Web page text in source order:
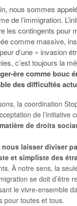
nous sommes
de l’immigration.
les contingents pour
comme massive,
d’une « invasion
c’est toujours la
ère comme bouc
des difficultés
la coordination
de l’initiative
de droits
laisser diviser
et simpliste des
À notre sens, la
se doit d’être
le vivre-ensemble
pour toutes et tous.